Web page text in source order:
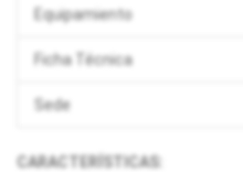
Equipamiento
Ficha Técnica
Sede
CARACTERÍSTICAS: